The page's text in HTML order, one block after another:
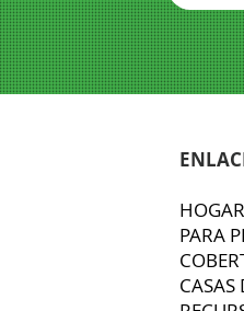
PARA
CASAS